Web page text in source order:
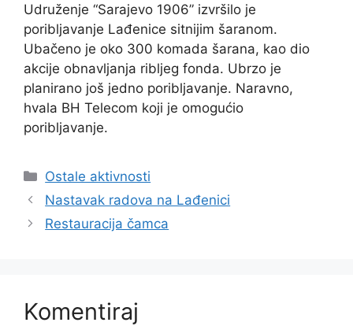
Udruženje “Sarajevo 1906” izvršilo je
poribljavanje Lađenice sitnijim šaranom.
Ubačeno je oko 300 komada šarana, kao dio
akcije obnavljanja ribljeg fonda. Ubrzo je
planirano još jedno poribljavanje. Naravno,
hvala BH Telecom koji je omogućio
poribljavanje.
Ostale aktivnosti
Nastavak radova na Lađenici
Restauracija čamca
Komentiraj